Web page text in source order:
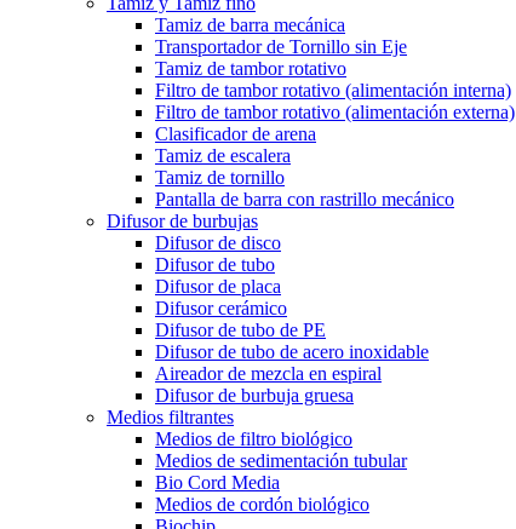
Tamiz de barra mecánica
Transportador de Tornillo sin Eje
Tamiz de tambor rotativo
Filtro de tambor rotativo (alimentación interna)
Filtro de tambor rotativo (alimentación externa)
Clasificador de arena
Tamiz de escalera
Tamiz de tornillo
Pantalla de barra con rastrillo mecánico
Difusor de burbujas
Difusor de disco
Difusor de tubo
Difusor de placa
Difusor cerámico
Difusor de tubo de PE
Difusor de tubo de acero inoxidable
Aireador de mezcla en espiral
Difusor de burbuja gruesa
Medios filtrantes
Medios de filtro biológico
Medios de sedimentación tubular
Bio Cord Media
Medios de cordón biológico